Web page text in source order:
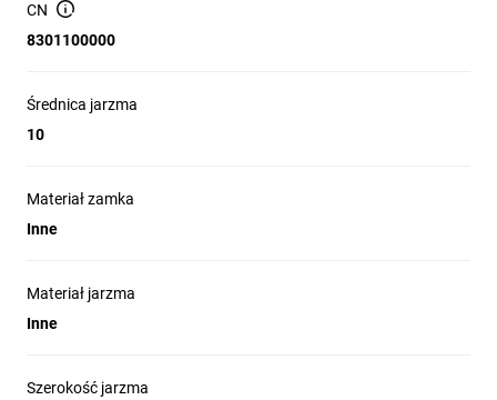
CN
8301100000
Średnica jarzma
10
Materiał zamka
Inne
Materiał jarzma
Inne
Szerokość jarzma